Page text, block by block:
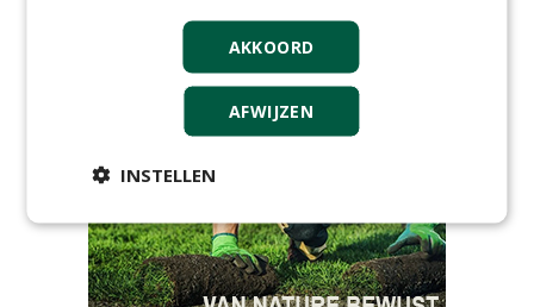
Hoofdgreenkeeper (m/v)
Golfbaan KralingenOosthoek
groepRotterdam
meer Groene Banen
AKKOORD
AFWIJZEN
INSTELLEN